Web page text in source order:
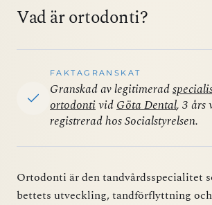
Vad är ortodonti?
FAKTAGRANSKAT
Granskad av legitimerad
ortodontividGöta Dental, 3 års
registrerad hos Socialstyrelsen.
Ortodonti är den tandvårdsspecialitet
bettets utveckling, tandförflyttning